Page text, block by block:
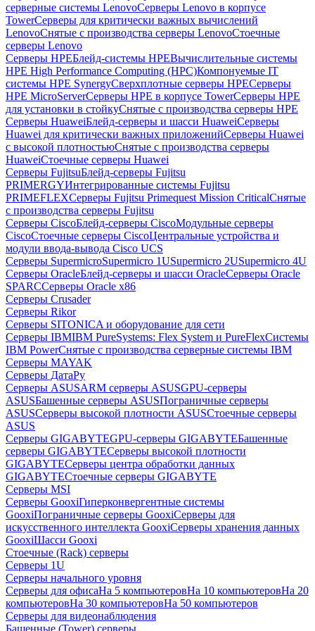
серверные системы LenovoСерверы Lenovo в корпусе
TowerСерверы для критически важных вычислений
LenovoСнятые с производства серверы LenovoСтоечные
серверы Lenovo
Серверы HPEБлейд-системы HPEВычислительные системы
HPE High Performance Computing (HPC)Компонуемые IT
системы HPE SynergyСверхплотные серверы HPEСерверы
HPE MicroServerСерверы HPE в корпусе TowerСерверы HPE
для установки в стойкуСнятые с производства серверы HPE
Серверы HuaweiБлейд-серверы и шасси HuaweiСерверы
Huawei для критически важных приложенийСерверы Huawei
с высокой плотностьюСнятые с производства серверы
HuaweiСтоечные серверы Huawei
Серверы FujitsuБлейд-серверы Fujitsu
PRIMERGYИнтегрированные системы Fujitsu
PRIMEFLEXСерверы Fujitsu Primequest Mission CriticalСнятые
с производства серверы Fujitsu
Серверы CiscoБлейд-серверы CiscoМодульные серверы
CiscoСтоечные серверы CiscoЦентральные устройства и
модули ввода-вывода Cisco UCS
Серверы SupermicroSupermicro 1USupermicro 2USupermicro 4U
Серверы OracleБлейд-серверы и шасси OracleСерверы Oracle
SPARCСерверы Oracle x86
Серверы Crusader
Серверы Rikor
Серверы SITONICA и оборудование для сети
Серверы IBMIBM PureSystems: Flex System и PureFlexСистемы
IBM PowerСнятые с производства серверные системы IBM
Серверы MAYAK
Серверы ДатаРу
Серверы ASUSARM серверы ASUSGPU-серверы
ASUSБашенные серверы ASUSПограничные серверы
ASUSСерверы высокой плотности ASUSСтоечные серверы
ASUS
Серверы GIGABYTEGPU-серверы GIGABYTEБашенные
серверы GIGABYTEСерверы высокой плотности
GIGABYTEСерверы центра обработки данных
GIGABYTEСтоечные серверы GIGABYTE
Серверы MSI
Серверы GooxiГиперконвергентные системы
GooxiПограничные серверы GooxiСерверы для
искусственного интеллекта GooxiСерверы хранения данных
GooxiШасси Gooxi
Стоечные (Rack) серверы
Серверы 1U
Серверы начального уровня
Серверы для офисаНа 5 компьютеровНа 10 компьютеровНа 20
компьютеровНа 30 компьютеровНа 50 компьютеров
Серверы для видеонаблюдения
Башенные (Tower) серверы